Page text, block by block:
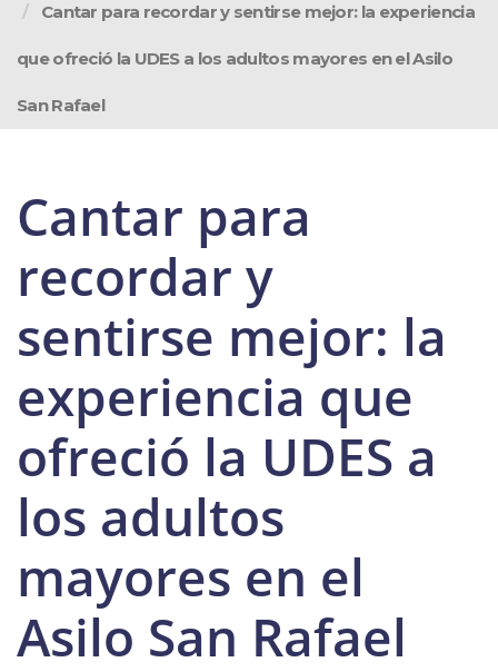
Cantar para recordar y sentirse mejor: la experiencia
que ofreció la UDES a los adultos mayores en el Asilo
San Rafael
Cantar para
recordar y
sentirse mejor: la
experiencia que
ofreció la UDES a
los adultos
mayores en el
Asilo San Rafael